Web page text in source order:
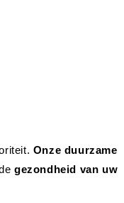
Onze duurzame
gezondheid van uw